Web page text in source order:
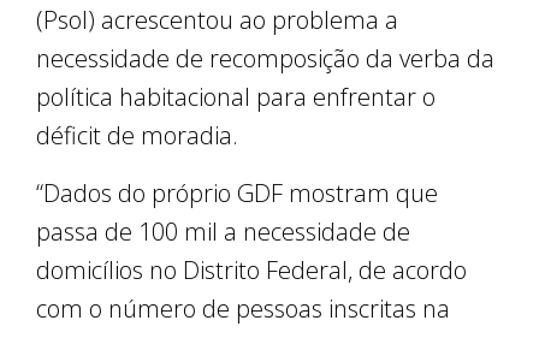
(Psol) acrescentou ao problema a
necessidade de recomposição da verba da
política habitacional para enfrentar o
déficit de moradia.
“Dados do próprio GDF mostram que
passa de 100 mil a necessidade de
domicílios no Distrito Federal, de acordo
com o número de pessoas inscritas na